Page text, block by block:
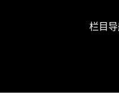
栏目导